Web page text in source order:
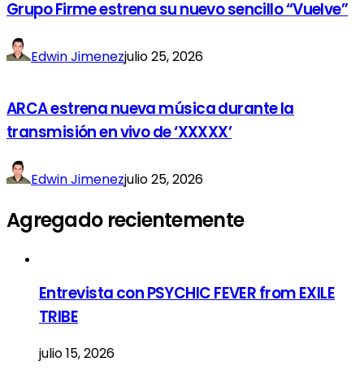
Grupo Firme estrena su nuevo sencillo “Vuelve”
Edwin Jimenezjulio 25, 2026
ARCA estrena nueva música durante la
transmisión en vivo de ‘XXXXX’
Edwin Jimenezjulio 25, 2026
Agregado recientemente
Entrevista con PSYCHIC FEVER from EXILE
TRIBE
julio 15, 2026